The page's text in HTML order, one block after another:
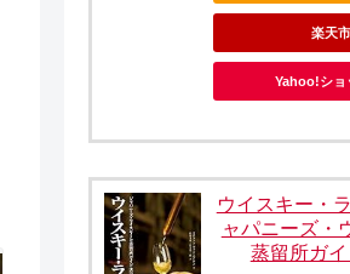
楽天
Yahoo!ショ
ウイスキー・
ャパニーズ・
蒸留所ガ